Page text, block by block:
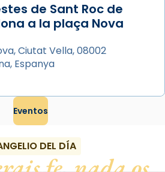
de Sant Roc de
a la plaça Nova
Ciutat Vella, 08002
Espanya
Eventos
DEL DÍA